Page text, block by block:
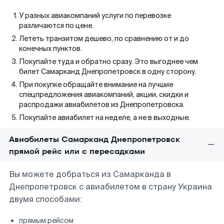
У разных авиакомпаний услуги по перевозке
различаются по цене.
Лететь транзитом дешево, по сравнению от и до
конечных пунктов.
Покупайте туда и обратно сразу. Это выгоднее чем
билет Самарканд Днепропетровск в одну сторону.
При покупке обращайте внимание на лучшие
спецпредложения авиакомпаний, акции, скидки и
распродажи авиабилетов из Днепропетровска.
Покупайте авиабилет на неделе, а не в выходные.
Авиабилеты Самарканд Днепропетровск
прямой рейс или с пересадками
Вы можете добраться из Самарканда в
Днепропетровск с авиабилетом в страну Украина
двумя способами:
прямым рейсом